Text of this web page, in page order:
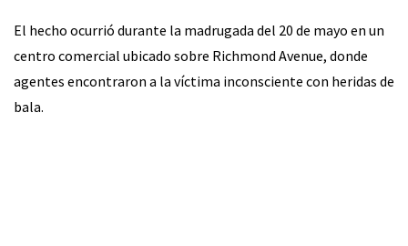
El hecho ocurrió durante la madrugada del 20 de mayo en un
centro comercial ubicado sobre Richmond Avenue, donde
agentes encontraron a la víctima inconsciente con heridas de
bala.